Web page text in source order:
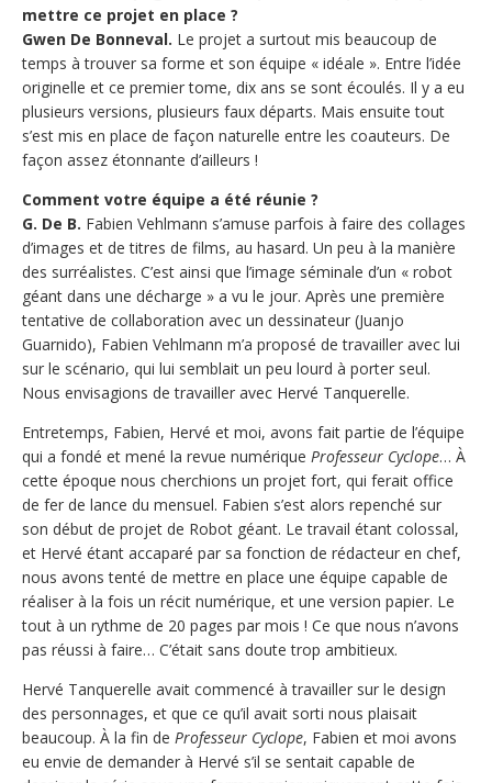
mettre ce projet en place ?
Gwen De Bonneval. Le projet a surtout mis beaucoup de
temps à trouver sa forme et son équipe « idéale ». Entre l’idée
originelle et ce premier tome, dix ans se sont écoulés. Il y a eu
plusieurs versions, plusieurs faux départs. Mais ensuite tout
s’est mis en place de façon naturelle entre les coauteurs. De
façon assez étonnante d’ailleurs !
Comment votre équipe a été réunie ?
G. De B. Fabien Vehlmann s’amuse parfois à faire des collages
d’images et de titres de films, au hasard. Un peu à la manière
des surréalistes. C’est ainsi que l’image séminale d’un « robot
géant dans une décharge » a vu le jour. Après une première
tentative de collaboration avec un dessinateur (Juanjo
Guarnido), Fabien Vehlmann m’a proposé de travailler avec lui
sur le scénario, qui lui semblait un peu lourd à porter seul.
Nous envisagions de travailler avec Hervé Tanquerelle.
Entretemps, Fabien, Hervé et moi, avons fait partie de l’équipe
qui a fondé et mené la revue numérique Professeur Cyclope… À
cette époque nous cherchions un projet fort, qui ferait office
de fer de lance du mensuel. Fabien s’est alors repenché sur
son début de projet de Robot géant. Le travail étant colossal,
et Hervé étant accaparé par sa fonction de rédacteur en chef,
nous avons tenté de mettre en place une équipe capable de
réaliser à la fois un récit numérique, et une version papier. Le
tout à un rythme de 20 pages par mois ! Ce que nous n’avons
pas réussi à faire… C’était sans doute trop ambitieux.
Hervé Tanquerelle avait commencé à travailler sur le design
des personnages, et que ce qu’il avait sorti nous plaisait
beaucoup. À la fin de Professeur Cyclope, Fabien et moi avons
eu envie de demander à Hervé s’il se sentait capable de